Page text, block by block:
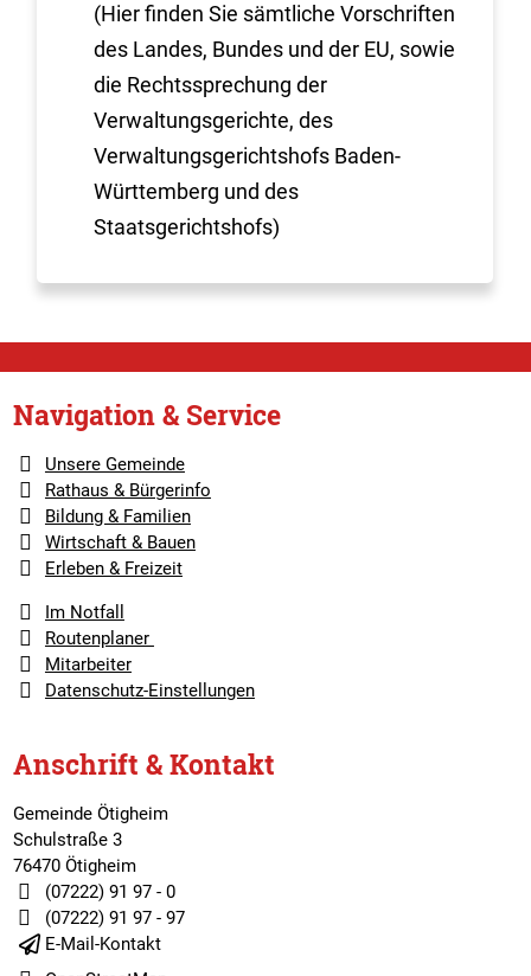
(Hier finden Sie sämtliche Vorschriften
des Landes, Bundes und der EU, sowie
die Rechtssprechung der
Verwaltungsgerichte, des
Verwaltungsgerichtshofs Baden-
Württemberg und des
Staatsgerichtshofs)
Navigation & Service
Unsere Gemeinde
Rathaus & Bürgerinfo
Bildung & Familien
Wirtschaft & Bauen
Erleben & Freizeit
Im Notfall
Routenplaner
Mitarbeiter
Datenschutz-Einstellungen
Anschrift & Kontakt
Gemeinde Ötigheim
Schulstraße 3
76470 Ötigheim
(07222) 91 97 - 0
(07222) 91 97 - 97
E-Mail-Kontakt